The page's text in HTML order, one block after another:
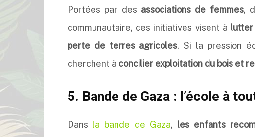
Portées par des associations de femmes,
communautaire, ces initiatives visent à lutter
perte de terres agricoles. Si la pression
cherchent à concilier exploitation du bois et
5. Bande de Gaza : l’école à
Dans la bande de Gaza, les enfants